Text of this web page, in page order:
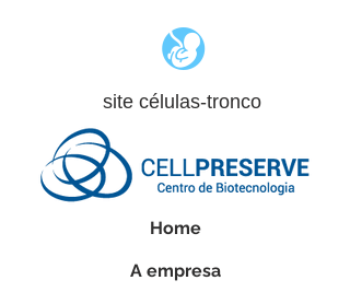
site células-tronco
Home
A empresa